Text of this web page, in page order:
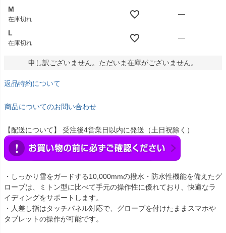
M
在庫切れ
—
L
在庫切れ
—
申し訳ございません。ただいま在庫がございません。
返品特約について
商品についてのお問い合わせ
【配送について】 受注後4営業日以内に発送（土日祝除く）
・しっかり雪をガードする10,000mmの撥水・防水性機能を備えたグ
ローブは、ミトン型に比べて手元の操作性に優れており、快適なラ
イディングをサポートします。
・人差し指はタッチパネル対応で、グローブを付けたままスマホや
タブレットの操作が可能です。